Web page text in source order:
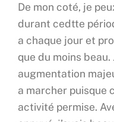
De mon coté, je
durant cedtte
a chaque jour et
que du moins beau.
augmentation
a marcher puisque
activité permise.